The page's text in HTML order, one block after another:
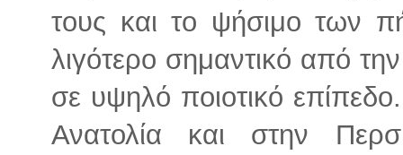
τους και το ψήσιμο των
λιγότερο σημαντικό από
σε υψηλό ποιοτικό
Ανατολία και στην